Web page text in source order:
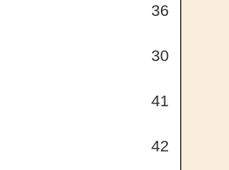
36
30
41
42